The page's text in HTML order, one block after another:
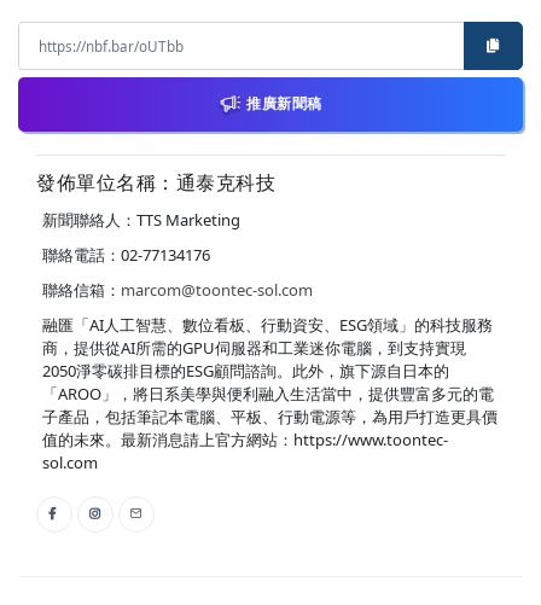
推廣新聞稿
發佈單位名稱：通泰克科技
新聞聯絡人：TTS Marketing
聯絡電話：02-77134176
聯絡信箱： marcom@toontec-sol.com
融匯「AI人工智慧、數位看板、行動資安、ESG領域」的科技服務
商，提供從AI所需的GPU伺服器和工業迷你電腦，到支持實現
2050淨零碳排目標的ESG顧問諮詢。此外，旗下源自日本的
「AROO」，將日系美學與便利融入生活當中，提供豐富多元的電
子產品，包括筆記本電腦、平板、行動電源等，為用戶打造更具價
值的未來。最新消息請上官方網站：https://www.toontec-
sol.com